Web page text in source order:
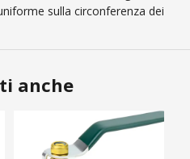
sulla circonferenza dei
anche